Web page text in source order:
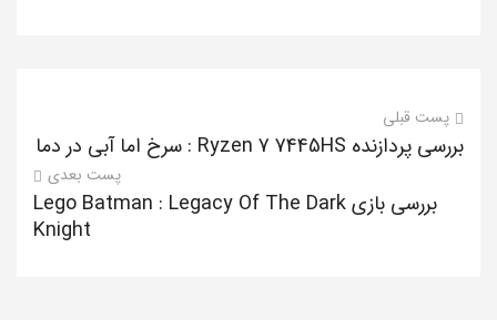
پست قبلی
بررسی پردازنده Ryzen 7 7445HS : سرخ اما آبی در دما
پست بعدی
بررسی بازی Lego Batman : Legacy Of The Dark
Knight